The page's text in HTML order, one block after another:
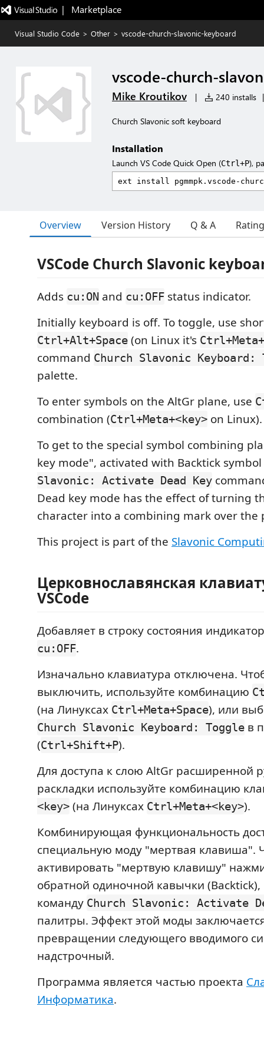
|   Marketplace
Visual Studio Code > Other > vscode-church-slavonic-keyboard
vscode-church-
Mike Kroutikov | 240 installs |
Church Slavonic soft keyboard
Installation
Launch VS Code Quick Open (Ctrl+P),
Overview Version History Q & A
VSCode Church Slavonic
Adds cu:ON and cu:OFF status indicator.
Initially keyboard is off. To toggle, use
Ctrl+Alt+Space (on Linux it's
command Church Slavonic Keyboard:
palette.
To enter symbols on the AltGr plane, use
combination (Ctrl+Meta+<key> on Linux).
To get to the special symbol combining
key mode", activated with Backtick
Slavonic: Activate Dead Key
Dead key mode has the effect of turning
character into a combining mark over the
This project is part of the Slavonic
Церковнославянская
VSCode
Добавляет в строку состояния
cu:OFF.
Изначально клавиатура отключена.
выключить, используйте комбинацию
(на Линуксах Ctrl+Meta+Space), или
Church Slavonic Keyboard: Toggle в
(Ctrl+Shift+P).
Для доступа к слою AltGr расширенной
раскладки используйте комбинацию
<key> (на Линуксах Ctrl+Meta+<key>).
Комбинирующая функциональность
специальную моду "мертвая клавиша".
активировать "мертвую клавишу"
обратной одиночной кавычки (Backtick),
команду Church Slavonic: Activate
палитры. Эффект этой моды
превращении следующего вводимого
надстрочный.
Программа является частью проекта
Информатика.